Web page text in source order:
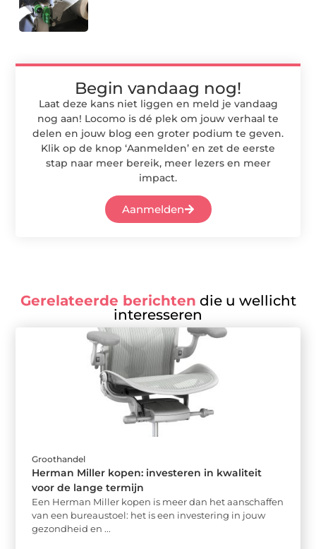
Begin vandaag nog!
Laat deze kans niet liggen en meld je vandaag
nog aan! Locomo is dé plek om jouw verhaal te
delen en jouw blog een groter podium te geven.
Klik op de knop ‘Aanmelden’ en zet de eerste
stap naar meer bereik, meer lezers en meer
impact.
Aanmelden
Gerelateerde berichten die u wellicht
interesseren
Groothandel
Herman Miller kopen: investeren in kwaliteit
voor de lange termijn
Een Herman Miller kopen is meer dan het aanschaffen
van een bureaustoel: het is een investering in jouw
gezondheid en ...